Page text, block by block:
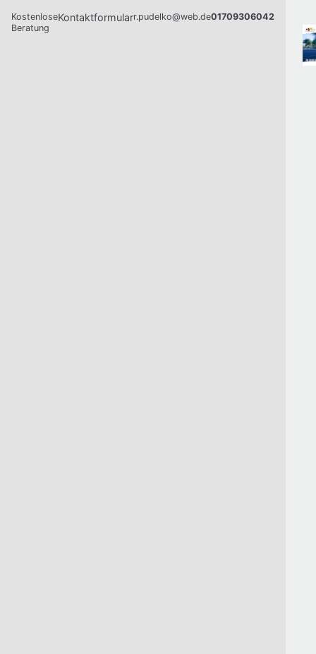
Kostenlose
Beratung
Kontaktformularr.pudelko@web.de01709306042